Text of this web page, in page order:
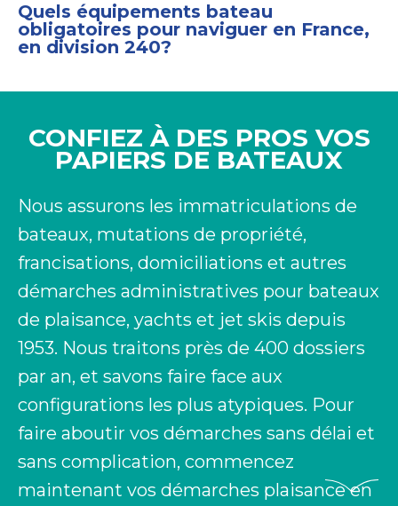
Quels équipements bateau
obligatoires pour naviguer en France,
en division 240?
CONFIEZ À DES PROS VOS
PAPIERS DE BATEAUX
Nous assurons les immatriculations de
bateaux, mutations de propriété,
francisations, domiciliations et autres
démarches administratives pour bateaux
de plaisance, yachts et jet skis depuis
1953. Nous traitons près de 400 dossiers
par an, et savons faire face aux
configurations les plus atypiques. Pour
faire aboutir vos démarches sans délai et
sans complication, commencez
maintenant vos démarches plaisance en